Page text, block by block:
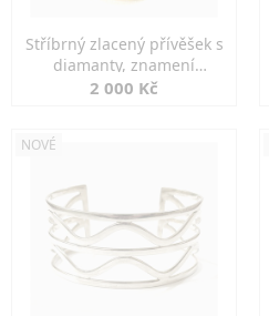
Stříbrný zlacený přívěšek s
diamanty, znamení
KOZOROH
2 000 Kč
NOVÉ